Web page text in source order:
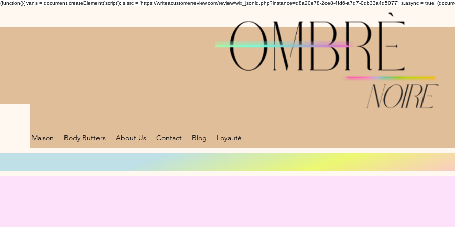
(function(){ var s = document.createElement('script'); s.src = 'https://writeacustomerreview.com/review/wix_jsonld.php?instance=d8a20e78-2ce8-4fd6-a7d7-0db33a4d5077'; s.async = true;
Maison Body Butters About Us Contact Blog Loyauté